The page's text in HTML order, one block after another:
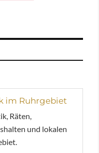
im Ruhrgebiet
Räten,
und lokalen